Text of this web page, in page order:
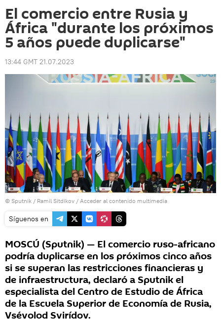
El comercio entre Rusia y
África "durante los próximos
5 años puede duplicarse"
13:44 GMT 21.07.2023
© Sputnik / Ramil Sitdikov / Acceder al contenido multimedia
Síguenos en
MOSCÚ (Sputnik) — El comercio ruso-africano
podría duplicarse en los próximos cinco años
si se superan las restricciones financieras y
de infraestructura, declaró a Sputnik el
especialista del Centro de Estudio de África
de la Escuela Superior de Economía de Rusia,
Vsévolod Svirídov.